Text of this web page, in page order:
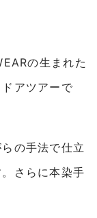
の生まれた
アツアーで
の手法で仕立
さらに本染手